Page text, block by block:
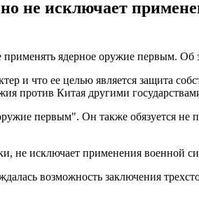
не исключает
ядерное оружие первым. Об
и что ее целью является защита
против Китая другими
первым". Он также обязуется
не исключает применения военной
возможность заключения